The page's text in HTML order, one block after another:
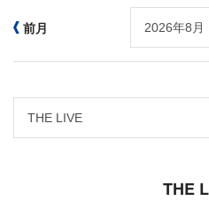
前月
THE